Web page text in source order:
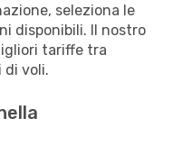
seleziona le
disponibili. Il nostro
tariffe tra
di voli.